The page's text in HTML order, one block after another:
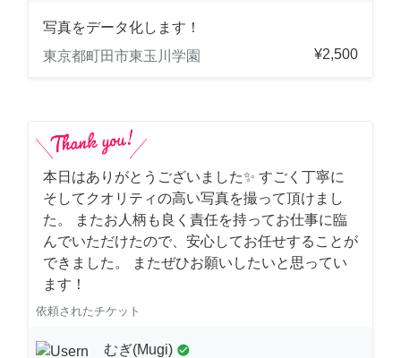
写真をデータ化します！
東京都町田市東玉川学園
¥2,500
本日はありがとうございました✨ すごく丁寧に
そしてクオリティの高い写真を撮って頂けまし
た。 またお人柄も良く責任を持ってお仕事に臨
んでいただけたので、安心してお任せすることが
できました。 またぜひお願いしたいと思ってい
ます！
依頼されたチケット
むぎ(Mugi) check_circle